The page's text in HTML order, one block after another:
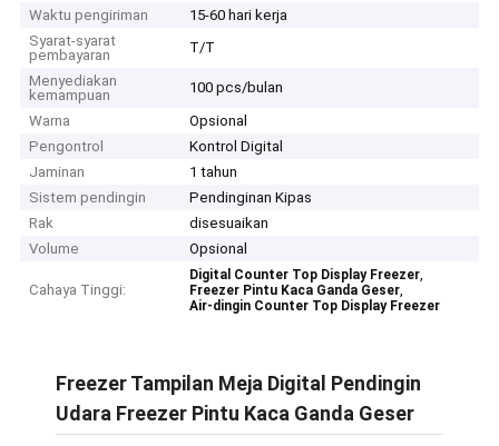
Waktu pengiriman
15-60 hari kerja
Syarat-syarat
pembayaran
T/T
Menyediakan
kemampuan
100 pcs/bulan
Warna
Opsional
Pengontrol
Kontrol Digital
Jaminan
1 tahun
Sistem pendingin
Pendinginan Kipas
Rak
disesuaikan
Volume
Opsional
Cahaya Tinggi:
Digital Counter Top Display Freezer,
Freezer Pintu Kaca Ganda Geser,
Air-dingin Counter Top Display Freezer
Freezer Tampilan Meja Digital Pendingin
Udara Freezer Pintu Kaca Ganda Geser